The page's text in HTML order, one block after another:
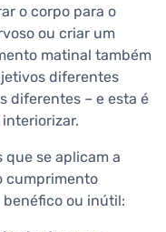
o corpo para o
ou criar um
matinal também
diferentes
diferentes – e esta é
se aplicam a
cumprimento
ou inútil: